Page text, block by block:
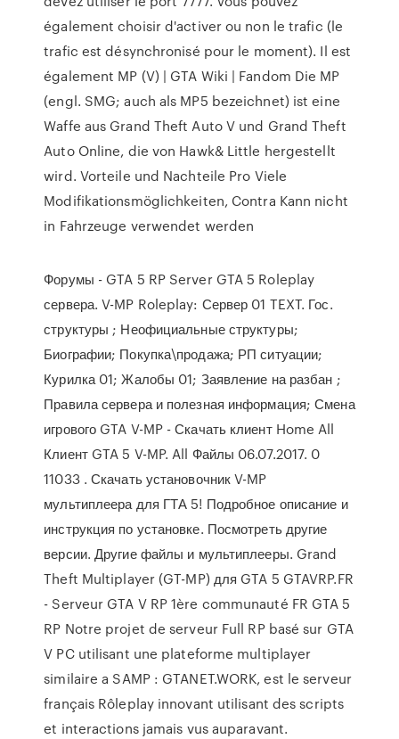
également choisir d'activer ou non le trafic (le
trafic est désynchronisé pour le moment). Il est
également MP (V) | GTA Wiki | Fandom Die MP
(engl. SMG; auch als MP5 bezeichnet) ist eine
Waffe aus Grand Theft Auto V und Grand Theft
Auto Online, die von Hawk& Little hergestellt
wird. Vorteile und Nachteile Pro Viele
Modifikationsmöglichkeiten, Contra Kann nicht
in Fahrzeuge verwendet werden
Форумы - GTA 5 RP Server GTA 5 Roleplay
сервера. V-MP Roleplay: Сервер 01 TEXT. Гос.
структуры ; Неофициальные структуры;
Биографии; Покупка\продажа; РП ситуации;
Курилка 01; Жалобы 01; Заявление на разбан ;
Правила сервера и полезная информация; Смена
игрового GTA V-MP - Скачать клиент Home All
Клиент GTA 5 V-MP. All Файлы 06.07.2017. 0
11033 . Скачать установочник V-MP
мультиплеера для ГТА 5! Подробное описание и
инструкция по установке. Посмотреть другие
версии. Другие файлы и мультиплееры. Grand
Theft Multiplayer (GT-MP) для GTA 5 GTAVRP.FR
- Serveur GTA V RP 1ère communauté FR GTA 5
RP Notre projet de serveur Full RP basé sur GTA
V PC utilisant une plateforme multiplayer
similaire a SAMP : GTANET.WORK, est le serveur
français Rôleplay innovant utilisant des scripts
et interactions jamais vus auparavant.